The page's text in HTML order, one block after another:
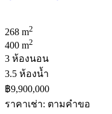
268 m2
400 m2
3 ห้องนอน
3.5 ห้องน้ำ
฿9,900,000
ราคาเช่า: ตามคําขอ